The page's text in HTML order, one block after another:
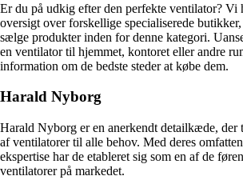
Er du på udkig efter den perfekte ventilator? Vi
oversigt over forskellige specialiserede
sælge produkter inden for denne kategori.
en ventilator til hjemmet, kontoret eller andre
information om de bedste steder at købe dem.
Harald Nyborg
Harald Nyborg er en anerkendt detailkæde, der
af ventilatorer til alle behov. Med deres
ekspertise har de etableret sig som en af de
ventilatorer på markedet.